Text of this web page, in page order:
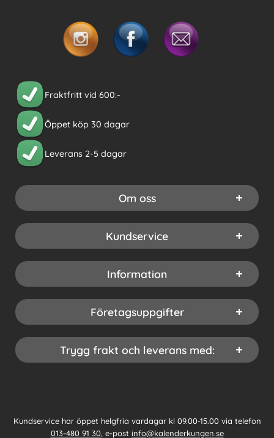
Fraktfritt vid 600:-
Öppet köp 30 dagar
Leverans 2-5 dagar
Om oss
Kundservice
Information
Företagsuppgifter
Trygg frakt och leverans med:
Kundservice har öppet helgfria vardagar kl 09.00-15.00 via telefon
013-480 91 30, e-post info@kalenderkungen.se